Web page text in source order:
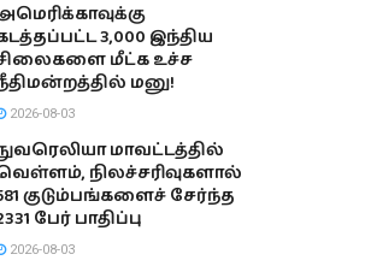
3,000 இந்திய
மீட்க உச்ச
மனு!
2026-08-03
மாவட்டத்தில்
நிலச்சரிவுகளால்
குடும்பங்களைச் சேர்ந்த
பேர் பாதிப்பு
2026-08-03